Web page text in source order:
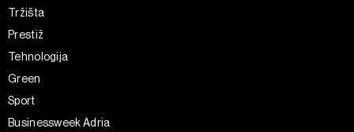
Tržišta
Prestiž
Tehnologija
Green
Sport
Businessweek Adria